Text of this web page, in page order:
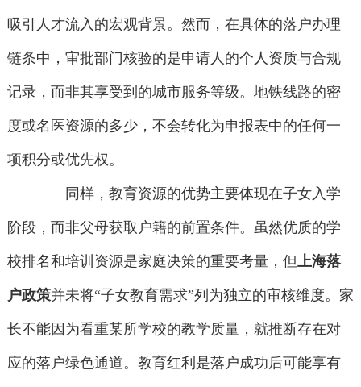
吸引人才流入的宏观背景。然而，在具体的落户办理
链条中，审批部门核验的是申请人的个人资质与合规
记录，而非其享受到的城市服务等级。地铁线路的密
度或名医资源的多少，不会转化为申报表中的任何一
项积分或优先权。
同样，教育资源的优势主要体现在子女入学
阶段，而非父母获取户籍的前置条件。虽然优质的学
校排名和培训资源是家庭决策的重要考量，但上海落
户政策并未将“子女教育需求”列为独立的审核维度。家
长不能因为看重某所学校的教学质量，就推断存在对
应的落户绿色通道。教育红利是落户成功后可能享有